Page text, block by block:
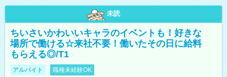
未読
ちいさいかわいいキャラのイベントも！好きな
場所で働ける☆来社不要！働いたその日に給料
もらえる◎/T1
アルバイト 職種未経験OK